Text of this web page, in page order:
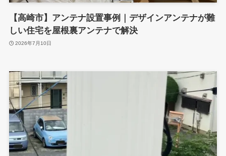
【高崎市】アンテナ設置事例｜デザインアンテナが難
しい住宅を屋根裏アンテナで解決
2026年7月10日